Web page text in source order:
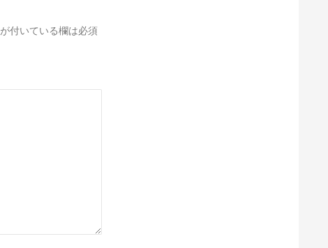
が付いている欄は必須